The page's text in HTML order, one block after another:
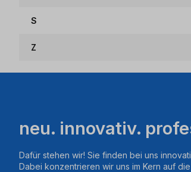
S
Z
neu. innovativ.
Dafür stehen wir! Sie finden bei uns
Dabei konzentrieren wir uns im Kern auf